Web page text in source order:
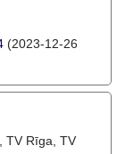
(2023-12-26
TV Rīga, TV